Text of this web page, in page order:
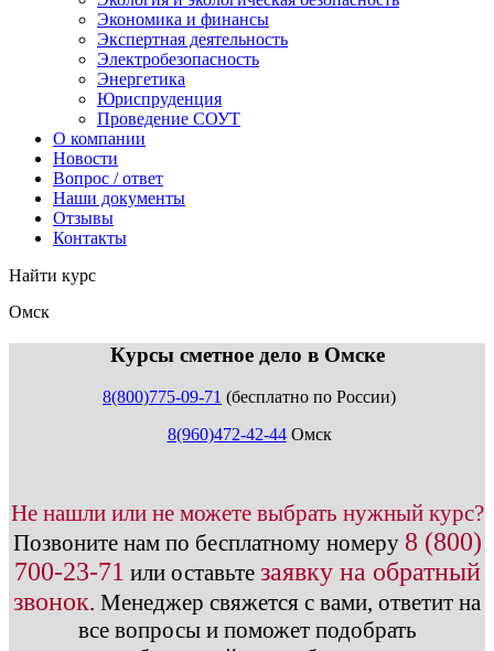
Экономика и финансы
Экспертная деятельность
Электробезопасность
Энергетика
Юриспруденция
Проведение СОУТ
О компании
Новости
Вопрос / ответ
Наши документы
Отзывы
Контакты
Найти курс
Омск
Курсы сметное дело в Омске
8(800)775-09-71 (бесплатно по России)
8(960)472-42-44Омск
Не нашли или не можете выбрать нужный курс?
Позвоните нам по бесплатному номеру 8 (800)
700-23-71 или оставьте заявку на обратный
звонок. Менеджер свяжется с вами, ответит на
все вопросы и поможет подобрать